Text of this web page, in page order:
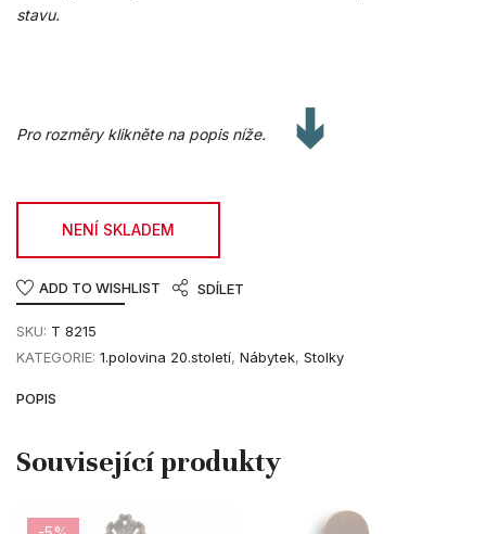
stavu.
Pro rozměry klikněte na popis níže.
NENÍ SKLADEM
ADD TO WISHLIST SDÍLET
SKU: T 8215
KATEGORIE: 1.polovina 20.století, Nábytek, Stolky
POPIS